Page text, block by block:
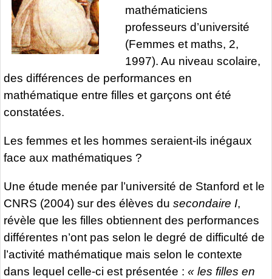
mathématiciens
professeurs d’université
(Femmes et maths, 2,
1997). Au niveau scolaire,
des différences de performances en
mathématique entre filles et garçons ont été
constatées.
Les femmes et les hommes seraient-ils inégaux
face aux mathématiques ?
Une étude menée par l’université de Stanford et le
CNRS (2004) sur des élèves du secondaire I,
révèle que les filles obtiennent des performances
différentes n’ont pas selon le degré de difficulté de
l’activité mathématique mais selon le contexte
dans lequel celle-ci est présentée : « les filles en